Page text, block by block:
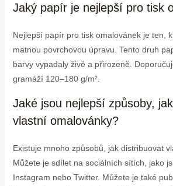
Jaký papír je nejlepší pro tisk
Nejlepší papír pro tisk omalovánek je ten,
matnou povrchovou úpravu. Tento druh
barvy vypadaly živě a přirozeně.
gramáží 120–180 g/m².
Jaké jsou nejlepší způsoby,
vlastní omalovánky?
Existuje mnoho způsobů, jak distribuovat
Můžete je sdílet na sociálních sítích, jako
Instagram nebo Twitter. Můžete je také